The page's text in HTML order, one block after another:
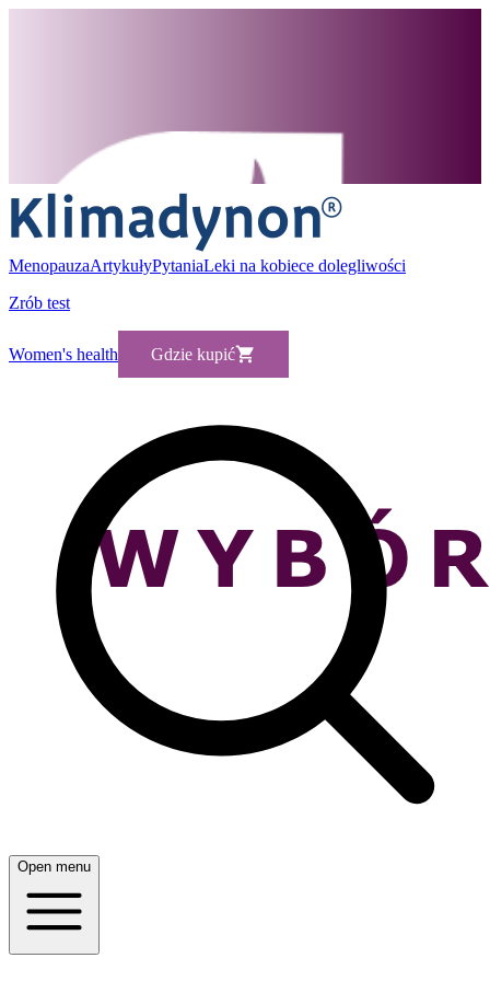
MenopauzaArtykułyPytaniaLeki na kobiece dolegliwości
Zrób test
Women's health Gdzie kupić
Open menu